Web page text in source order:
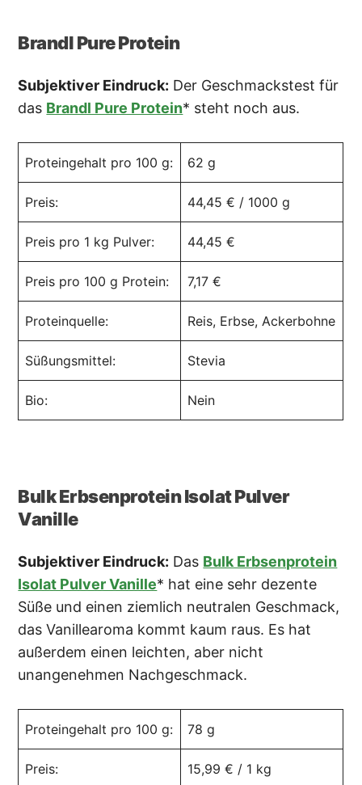
Brandl Pure Protein
Subjektiver Eindruck: Der Geschmackstest für
das Brandl Pure Protein* steht noch aus.
Proteingehalt pro 100 g: 62 g
Preis: 44,45 € / 1000 g
Preis pro 1 kg Pulver: 44,45 €
Preis pro 100 g Protein: 7,17 €
Proteinquelle: Reis, Erbse, Ackerbohne
Süßungsmittel: Stevia
Bio: Nein
Bulk Erbsenprotein Isolat Pulver
Vanille
Subjektiver Eindruck: Das Bulk Erbsenprotein
Isolat Pulver Vanille* hat eine sehr dezente
Süße und einen ziemlich neutralen Geschmack,
das Vanillearoma kommt kaum raus. Es hat
außerdem einen leichten, aber nicht
unangenehmen Nachgeschmack.
Proteingehalt pro 100 g: 78 g
Preis: 15,99 € / 1 kg